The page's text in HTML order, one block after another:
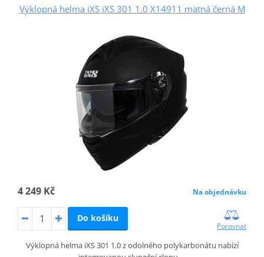
Výklopná helma iXS iXS 301 1.0 X14911 matná černá M
4 249 Kč Na objednávku
Do košíku
Porovnat
Výklopná helma iXS 301 1.0 z odolného polykarbonátu nabízí